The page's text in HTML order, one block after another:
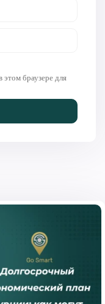
браузере для